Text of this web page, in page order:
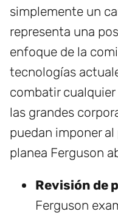
simplemente un
representa una
enfoque de la
tecnologías
combatir
las grandes
puedan imponer
planea Ferguson
Revisión de
Ferguson